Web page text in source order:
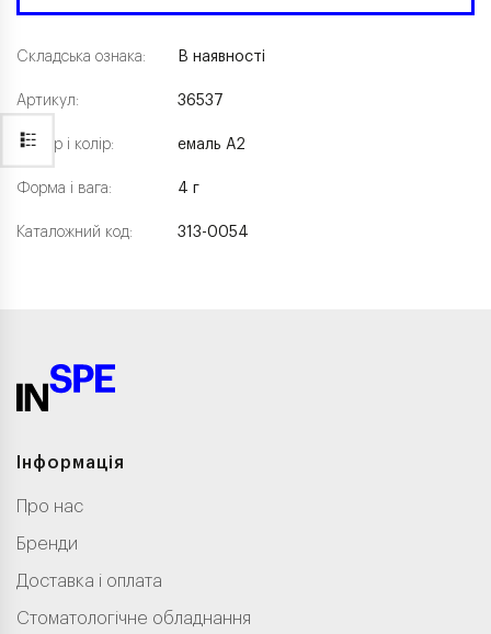
Складська ознака:
Артикул:
Розмір і колір:
Форма і вага:
Каталожний код:
В наявності
36537
емаль А2
4 г
313-0054
Інформація
Про нас
Бренди
Доставка і оплата
Стоматологічне обладнання